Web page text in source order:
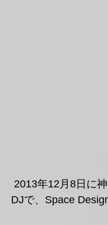
DJで、Space